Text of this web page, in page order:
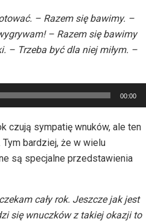
– Razem się bawimy. –
– Razem się bawimy
– Trzeba być dla niej miłym. –
00:00
czują sympatię wnuków, ale ten
bardziej, że w wielu
są specjalne przedstawienia
cały rok. Jeszcze jak jest
się wnuczków z takiej okazji to